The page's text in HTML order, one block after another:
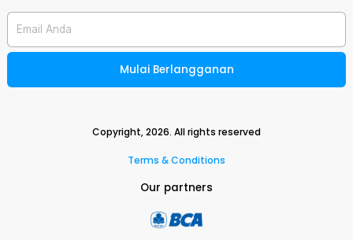
Email Anda
Mulai Berlangganan
Copyright,2026. All rights reserved
Terms & Conditions
Our partners